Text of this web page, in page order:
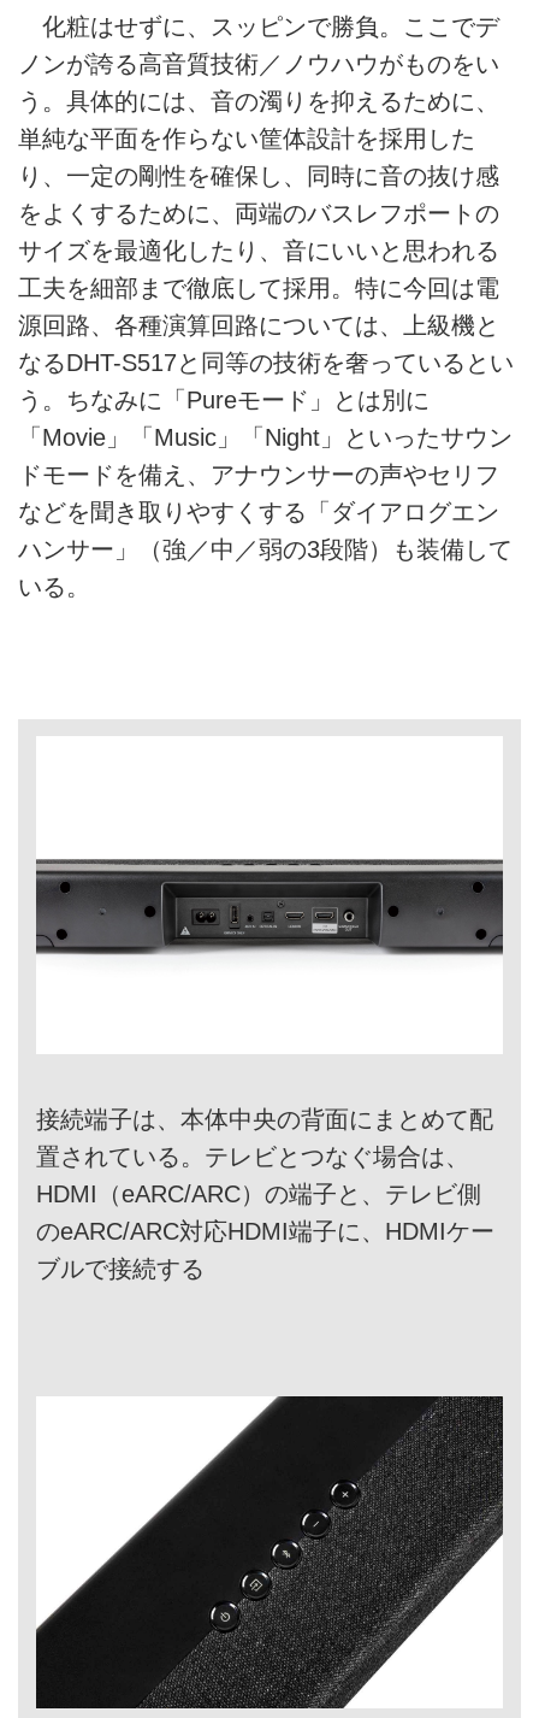
化粧はせずに、スッピンで勝負。ここでデ
ノンが誇る高音質技術／ノウハウがものをい
う。具体的には、音の濁りを抑えるために、
単純な平面を作らない筐体設計を採用した
り、一定の剛性を確保し、同時に音の抜け感
をよくするために、両端のバスレフポートの
サイズを最適化したり、音にいいと思われる
工夫を細部まで徹底して採用。特に今回は電
源回路、各種演算回路については、上級機と
なるDHT-S517と同等の技術を奢っているとい
う。ちなみに「Pureモード」とは別に
「Movie」「Music」「Night」といったサウン
ドモードを備え、アナウンサーの声やセリフ
などを聞き取りやすくする「ダイアログエン
ハンサー」（強／中／弱の3段階）も装備して
いる。
接続端子は、本体中央の背面にまとめて配
置されている。テレビとつなぐ場合は、
HDMI（eARC/ARC）の端子と、テレビ側
のeARC/ARC対応HDMI端子に、HDMIケー
ブルで接続する